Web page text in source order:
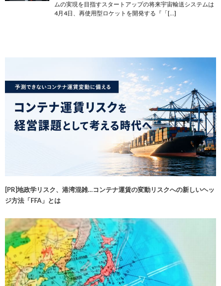
ムの実現を目指すスタートアップの将来宇宙輸送システムは
4月4日、再使用型ロケットを開発する『「[…]
[PR]地政学リスク、港湾混雑…コンテナ運賃の変動リスクへの新しいヘッ
ジ方法「FFA」とは